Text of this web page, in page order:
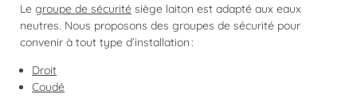
Le groupe de sécurité siège laiton est adapté aux eaux
neutres. Nous proposons des groupes de sécurité pour
convenir à tout type d’installation :
Droit
Coudé